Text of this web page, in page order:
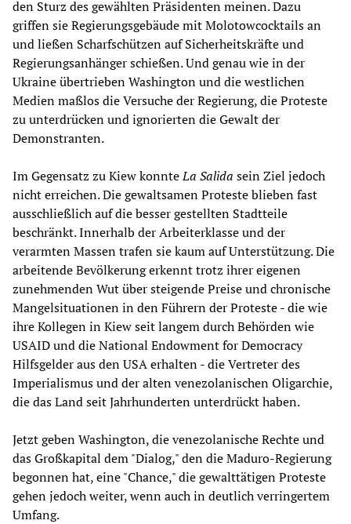
den Sturz des gewählten Präsidenten meinen. Dazu
griffen sie Regierungsgebäude mit Molotowcocktails an
und ließen Scharfschützen auf Sicherheitskräfte und
Regierungsanhänger schießen. Und genau wie in der
Ukraine übertrieben Washington und die westlichen
Medien maßlos die Versuche der Regierung, die Proteste
zu unterdrücken und ignorierten die Gewalt der
Demonstranten.
Im Gegensatz zu Kiew konnteLa Salida sein Ziel jedoch
nicht erreichen. Die gewaltsamen Proteste blieben fast
ausschließlich auf die besser gestellten Stadtteile
beschränkt. Innerhalb der Arbeiterklasse und der
verarmten Massen trafen sie kaum auf Unterstützung. Die
arbeitende Bevölkerung erkennt trotz ihrer eigenen
zunehmenden Wut über steigende Preise und chronische
Mangelsituationen in den Führern der Proteste - die wie
ihre Kollegen in Kiew seit langem durch Behörden wie
USAID und die National Endowment for Democracy
Hilfsgelder aus den USA erhalten - die Vertreter des
Imperialismus und der alten venezolanischen Oligarchie,
die das Land seit Jahrhunderten unterdrückt haben.
Jetzt geben Washington, die venezolanische Rechte und
das Großkapital dem "Dialog," den die Maduro-Regierung
begonnen hat, eine "Chance," die gewalttätigen Proteste
gehen jedoch weiter, wenn auch in deutlich verringertem
Umfang.